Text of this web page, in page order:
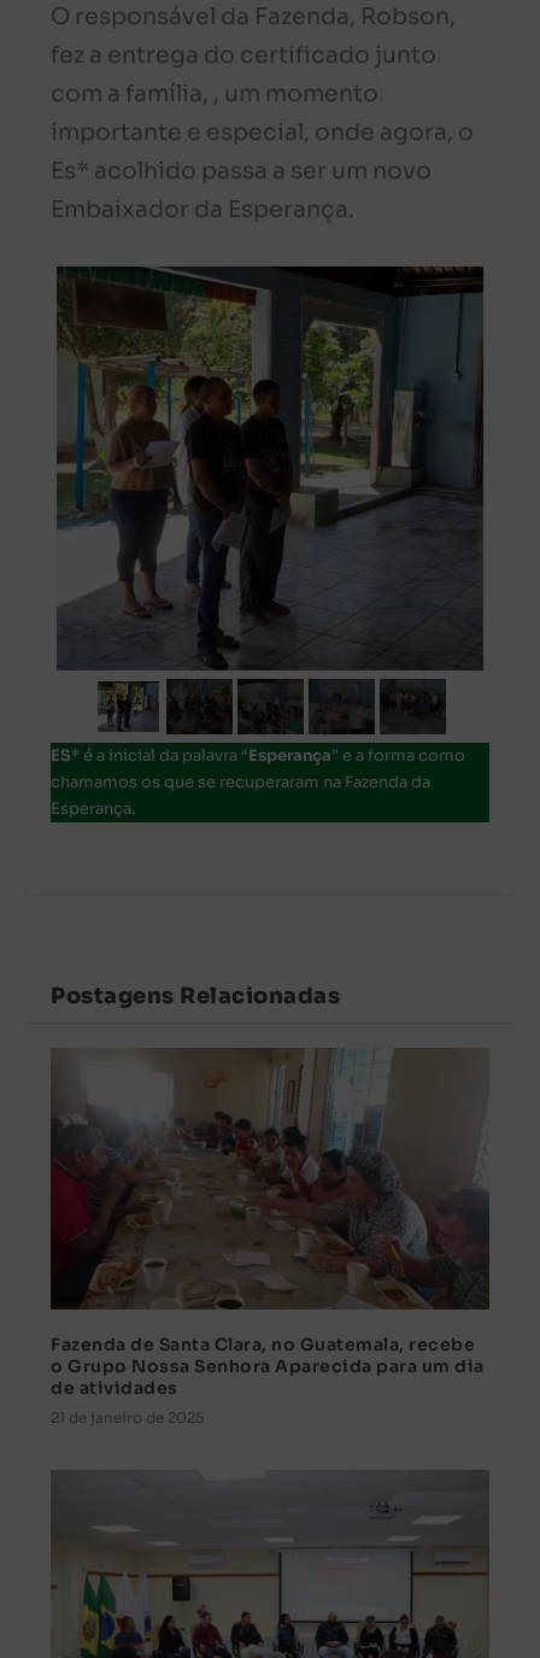
O responsável da Fazenda, Robson,
fez a entrega do certificado junto
com a família, , um momento
importante e especial, onde agora, o
Es* acolhido passa a ser um novo
Embaixador da Esperança.
ES* é a inicial da palavra “Esperança” e a forma como
chamamos os que se recuperaram na Fazenda da
Esperança.
Postagens Relacionadas
Fazenda de Santa Clara, no Guatemala, recebe
o Grupo Nossa Senhora Aparecida para um dia
de atividades
21 de janeiro de 2025